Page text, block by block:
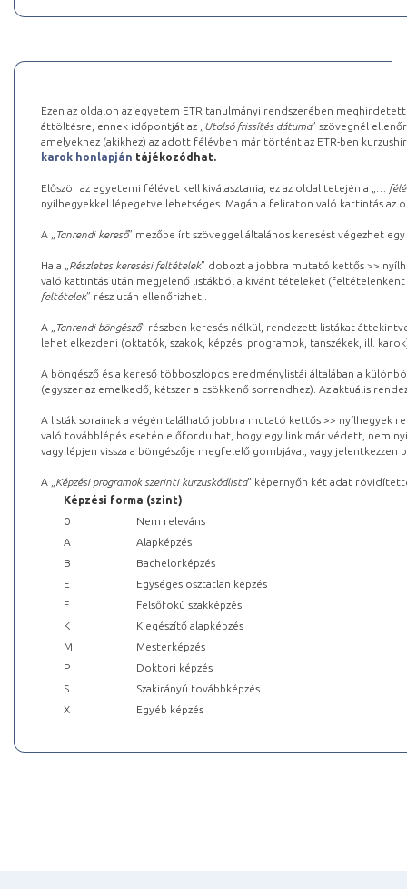
Ezen az oldalon az egyetem ETR tanulmányi rendszerében
áttöltésre, ennek időpontját az „ Utolsó frissítés dátuma” szövegnél
amelyekhez (akikhez) az adott félévben már történt az ETR-ben
karok honlapján tájékozódhat.
Először az egyetemi félévet kell kiválasztania, ez az oldal tetején a „
…
nyílhegyekkel lépegetve lehetséges. Magán a feliraton való kattintás az
A „ Tanrendi kereső” mezőbe írt szöveggel általános keresést végezhet
Ha a „ Részletes keresési feltételek” dobozt a jobbra mutató kettős >>
való kattintás után megjelenő listákból a kívánt tételeket (feltételenként
feltételek” rész után ellenőrizheti.
A „ Tanrendi böngésző” részben keresés nélkül, rendezett listákat
lehet elkezdeni (oktatók, szakok, képzési programok, tanszékek, ill.
A böngésző és a kereső többoszlopos eredménylistái általában a
(egyszer az emelkedő, kétszer a csökkenő sorrendhez). Az aktuális
A listák sorainak a végén található jobbra mutató kettős >> nyílhegyek
való továbblépés esetén előfordulhat, hogy egy link már védett, nem
vagy lépjen vissza a böngészője megfelelő gombjával, vagy
A „ Képzési programok szerinti kurzuskódlista” képernyőn két adat
Képzési forma (szint)
0
Nem releváns
A
Alapképzés
B
Bachelorképzés
E
Egységes osztatlan képzés
F
Felsőfokú szakképzés
K
Kiegészítő alapképzés
M
Mesterképzés
P
Doktori képzés
S
Szakirányú továbbképzés
X
Egyéb képzés